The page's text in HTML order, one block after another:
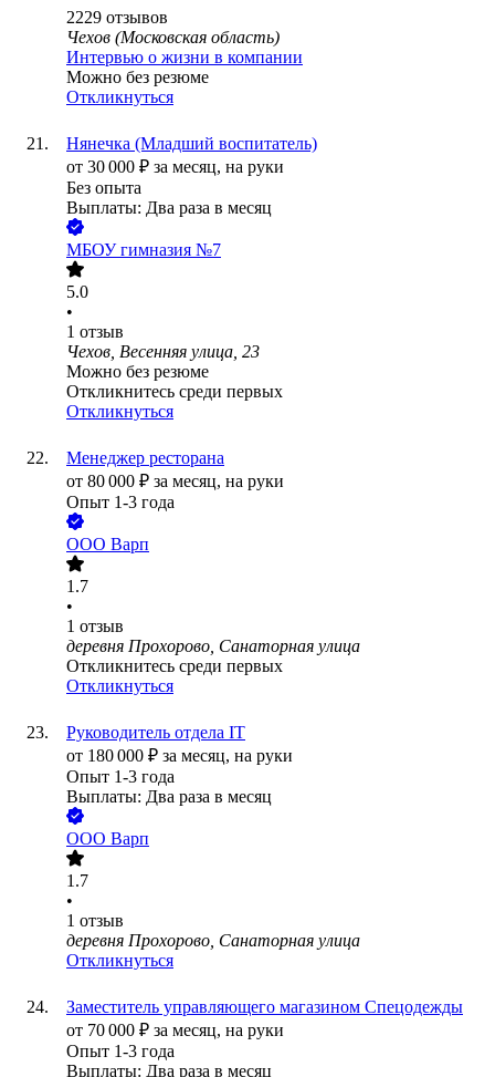
2229 отзывов
Чехов (Московская область)
Интервью о жизни в компании
Можно без резюме
Откликнуться
Нянечка (Младший воспитатель)
от 30 000 ₽ за месяц, на руки
Без опыта
Выплаты: Два раза в месяц
МБОУ гимназия №7
5.0
•
1 отзыв
Чехов, Весенняя улица, 23
Можно без резюме
Откликнитесь среди первых
Откликнуться
Менеджер ресторана
от 80 000 ₽ за месяц, на руки
Опыт 1-3 года
ООО Варп
1.7
•
1 отзыв
деревня Прохорово, Санаторная улица
Откликнитесь среди первых
Откликнуться
Руководитель отдела IT
от 180 000 ₽ за месяц, на руки
Опыт 1-3 года
Выплаты: Два раза в месяц
ООО Варп
1.7
•
1 отзыв
деревня Прохорово, Санаторная улица
Откликнуться
Заместитель управляющего магазином Спецодежды
от 70 000 ₽ за месяц, на руки
Опыт 1-3 года
Выплаты: Два раза в месяц